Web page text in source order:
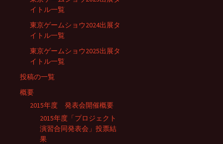
イトル一覧
東京ゲームショウ2024出展タ
イトル一覧
東京ゲームショウ2025出展タ
イトル一覧
投稿の一覧
概要
2015年度 発表会開催概要
2015年度「プロジェクト
演習合同発表会」投票結
果